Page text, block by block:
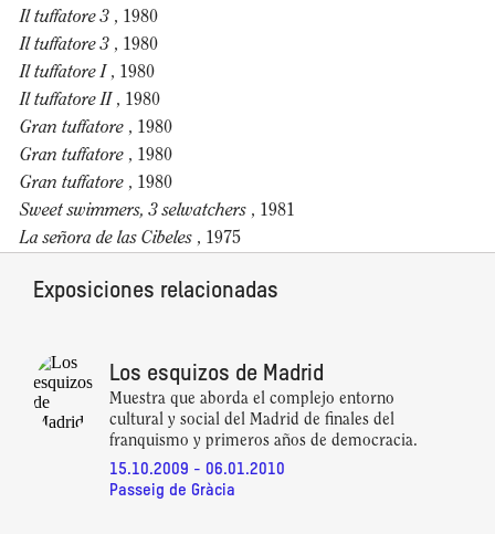
Il tuffatore 3 , 1980
Il tuffatore 3 , 1980
Il tuffatore I , 1980
Il tuffatore II , 1980
Gran tuffatore , 1980
Gran tuffatore , 1980
Gran tuffatore , 1980
Sweet swimmers, 3 selwatchers , 1981
La señora de las Cibeles , 1975
Exposiciones relacionadas
Los esquizos de Madrid
Muestra que aborda el complejo entorno
cultural y social del Madrid de finales del
franquismo y primeros años de democracia.
15.10.2009 - 06.01.2010
Passeig de Gràcia